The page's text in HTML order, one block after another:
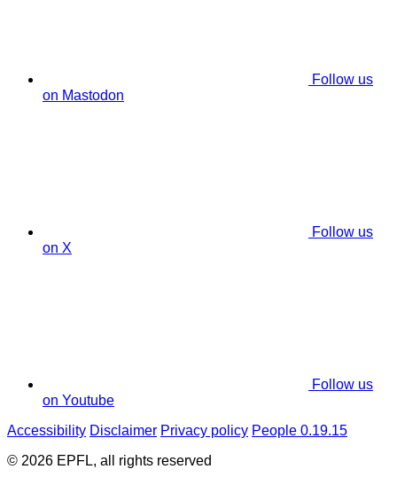
Follow us
on Mastodon
Follow us
on X
Follow us
on Youtube
Accessibility Disclaimer Privacy policy People 0.19.15
© 2026 EPFL, all rights reserved